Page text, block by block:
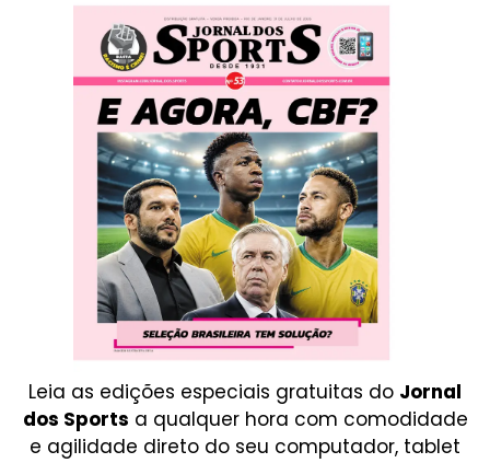
Leia as edições especiais gratuitas do Jornal
dos Sports a qualquer hora com comodidade
e agilidade direto do seu computador, tablet